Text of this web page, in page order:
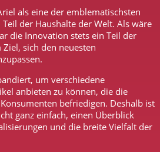
als eine der emblematischsten
der Haushalte der Welt. Als wäre
die Innovation stets ein Teil der
sich den neuesten
um verschiedene
anbieten zu können, die die
befriedigen. Deshalb ist
ganz einfach, einen Überblick
und die breite Vielfalt der